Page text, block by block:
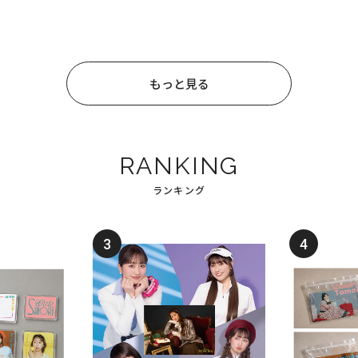
もっと見る
RANKING
ランキング
3 4